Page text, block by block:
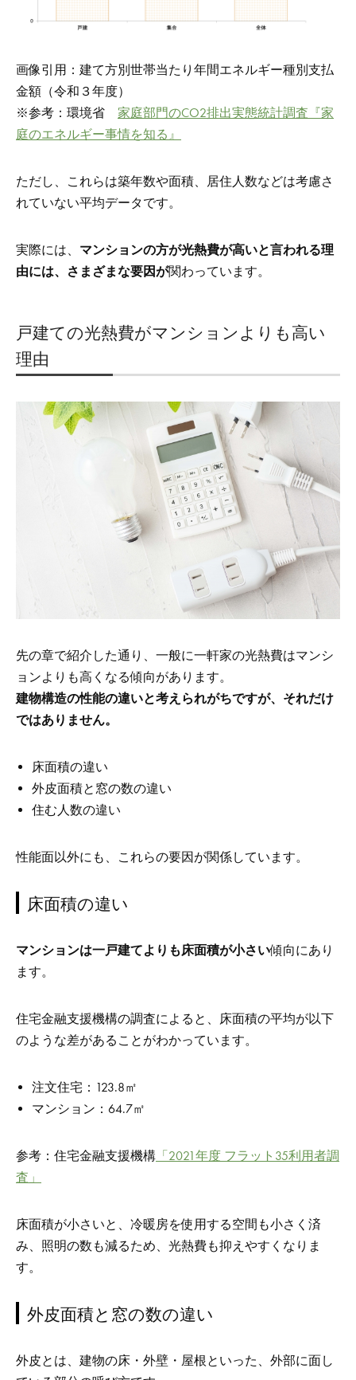
画像引用：建て方別世帯当たり年間エネルギー種別支払
金額（令和３年度）
※参考：環境省 家庭部門のCO2排出実態統計調査『家
庭のエネルギー事情を知る』
ただし、これらは築年数や面積、居住人数などは考慮さ
れていない平均データです。
実際には、 マンションの方が光熱費が高いと言われる理
由には、さまざまな要因が関わっています。
戸建ての光熱費がマンションよりも高い
理由
先の章で紹介した通り、一般に一軒家の光熱費はマンシ
ョンよりも高くなる傾向があります。
建物構造の性能の違いと考えられがちですが、それだけ
ではありません。
床面積の違い
外皮面積と窓の数の違い
住む人数の違い
性能面以外にも、これらの要因が関係しています。
床面積の違い
マンションは一戸建てよりも床面積が小さい傾向にあり
ます。
住宅金融支援機構の調査によると、床面積の平均が以下
のような差があることがわかっています。
注文住宅：123.8㎡
マンション：64.7㎡
参考：住宅金融支援機構 「2021年度 フラット35利用者調
査」
床面積が小さいと、冷暖房を使用する空間も小さく済
み、照明の数も減るため、光熱費も抑えやすくなりま
す。
外皮面積と窓の数の違い
外皮とは、建物の床・外壁・屋根といった、外部に面し